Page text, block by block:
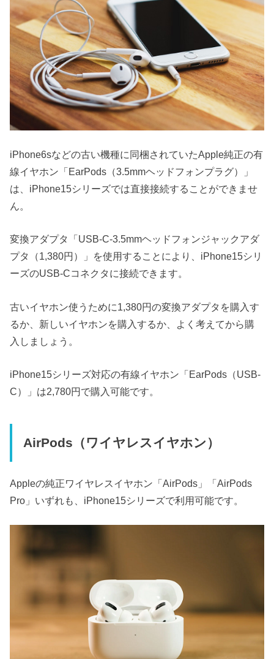
iPhone6sなどの古い機種に同梱されていたApple純正の有
線イヤホン「EarPods（3.5mmヘッドフォンプラグ）」
は、iPhone15シリーズでは直接接続することができませ
ん。
変換アダプタ「USB-C-3.5mmヘッドフォンジャックアダ
プタ（1,380円）」を使用することにより、iPhone15シリ
ーズのUSB-Cコネクタに接続できます。
古いイヤホン使うために1,380円の変換アダプタを購入す
るか、新しいイヤホンを購入するか、よく考えてから購
入しましょう。
iPhone15シリーズ対応の有線イヤホン「EarPods（USB-
C）」は2,780円で購入可能です。
AirPods（ワイヤレスイヤホン）
Appleの純正ワイヤレスイヤホン「AirPods」「AirPods
Pro」いずれも、iPhone15シリーズで利用可能です。